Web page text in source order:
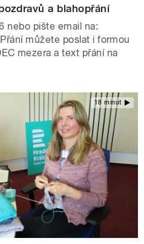
a blahopřání
nebo pište email na:
můžete poslat i formou
mezera a text přání na
18 minut